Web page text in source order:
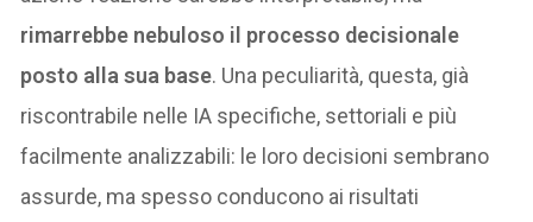
rimarrebbe nebuloso il processo decisionale
posto alla sua base. Una peculiarità, questa, già
riscontrabile nelle IA specifiche, settoriali e più
facilmente analizzabili: le loro decisioni sembrano
assurde, ma spesso conducono ai risultati